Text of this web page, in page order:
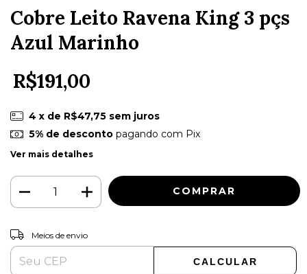
Cobre Leito Ravena King 3 pçs
Azul Marinho
R$191,00
4 x de R$47,75 sem juros
5% de descontopagando com Pix
Ver mais detalhes
Entregas para o CEP:
Meios de envio
CALCULAR